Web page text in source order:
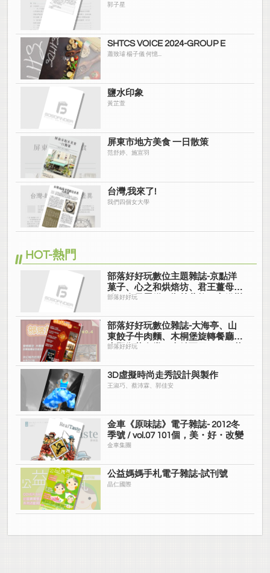
郭子星
SHTCS VOICE 2024-GROUP E
蕭致璿 楊子儀 何憶...
鹽水印象
黃芷萱
屏東市地方美食 一日散策
范舒婷、施宣羽
台灣,我來了!
我們四個女大學
HOT-熱門
部落好好玩數位主題雜誌-京點洋
菓子、心之和烘焙坊、君王薑母
鴨、布果蛋糕、鄉林薇拉、高鐵戀
場
部落好好玩
部落好好玩數位雜誌-大海亭、山
東餃子牛肉麵、木桐堡旋轉餐廳、
木野御丼食堂、米希亞日租、西華
麵子、麒麟峰溫泉、赤道咖啡
部落好好玩
3D虛擬時尚走秀設計與製作
王淑巧、蔡沛霖、郭佳安
金車《原味誌》電子雜誌- 2012冬
季號 / vol.07 101個，美・好・改變
金車集團
公益媽媽手札電子雜誌-試刊號
晶仁國際